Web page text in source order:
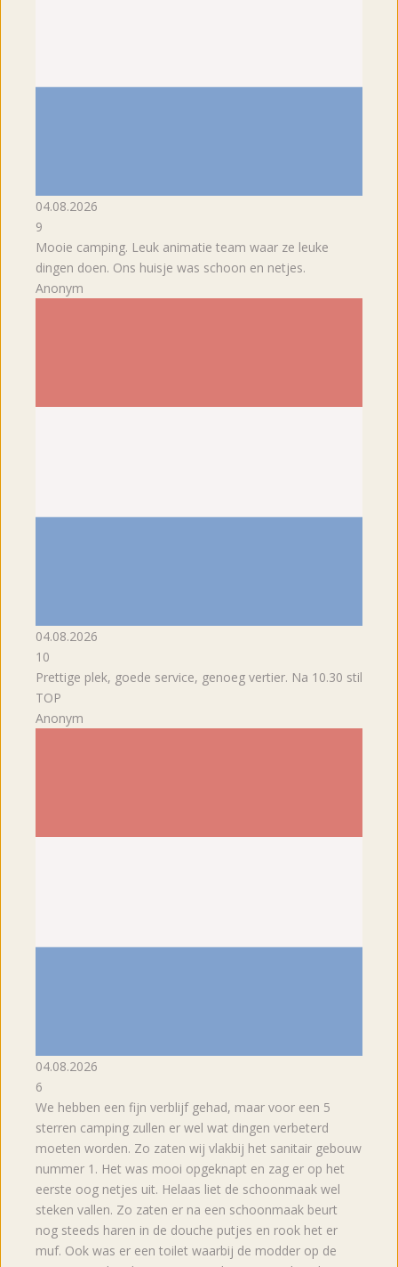
04.08.2026
9
Mooie camping. Leuk animatie team waar ze leuke
dingen doen. Ons huisje was schoon en netjes.
Anonym
04.08.2026
10
Prettige plek, goede service, genoeg vertier. Na 10.30 stil
TOP
Anonym
04.08.2026
6
We hebben een fijn verblijf gehad, maar voor een 5
sterren camping zullen er wel wat dingen verbeterd
moeten worden. Zo zaten wij vlakbij het sanitair gebouw
nummer 1. Het was mooi opgeknapt en zag er op het
eerste oog netjes uit. Helaas liet de schoonmaak wel
steken vallen. Zo zaten er na een schoonmaak beurt
nog steeds haren in de douche putjes en rook het er
muf. Ook was er een toilet waarbij de modder op de